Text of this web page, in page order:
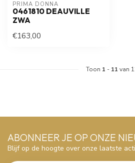
PRIMA DONNA
0461810 DEAUVILLE
ZWA
€163,00
Toon 1 - 11 van
ABONNEER JE OP ONZE
Blijf op de hoogte over onze laatste